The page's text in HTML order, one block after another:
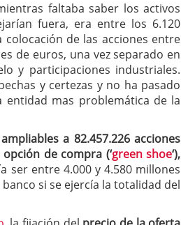
faltaba saber los activos
fuera, era entre los 6.120
de las acciones entre
de euros, una vez separado en
y participaciones industriales.
y certezas y no ha pasado
mas problemática de la
a 82.457.226 acciones
de compra (‘green shoe‘),
ser entre 4.000 y 4.580 millones
si se ejercía la totalidad del